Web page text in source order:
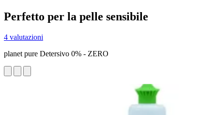
Perfetto per la pelle sensibile
4 valutazioni
planet pure Detersivo 0% - ZERO